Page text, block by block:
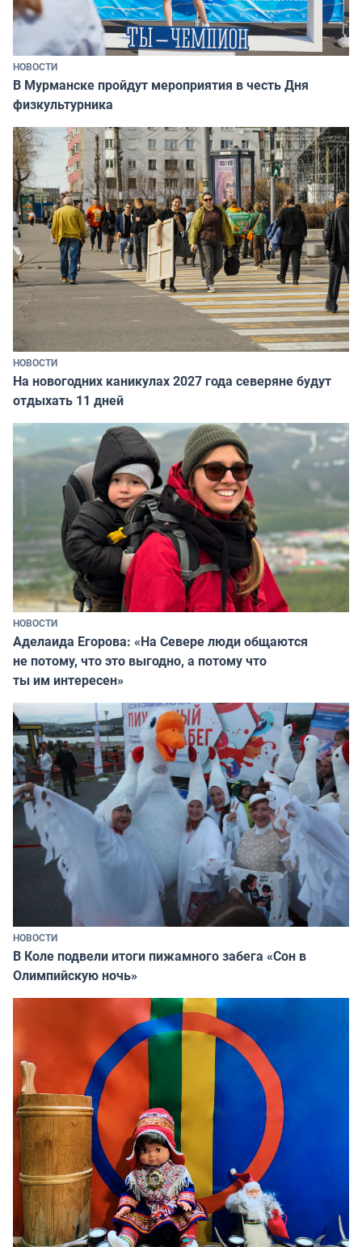
НОВОСТИ
В Мурманске пройдут мероприятия в честь Дня
физкультурника
НОВОСТИ
На новогодних каникулах 2027 года северяне будут
отдыхать 11 дней
НОВОСТИ
Аделаида Егорова: «На Севере люди общаются
не потому, что это выгодно, а потому что
ты им интересен»
НОВОСТИ
В Коле подвели итоги пижамного забега «Сон в
Олимпийскую ночь»